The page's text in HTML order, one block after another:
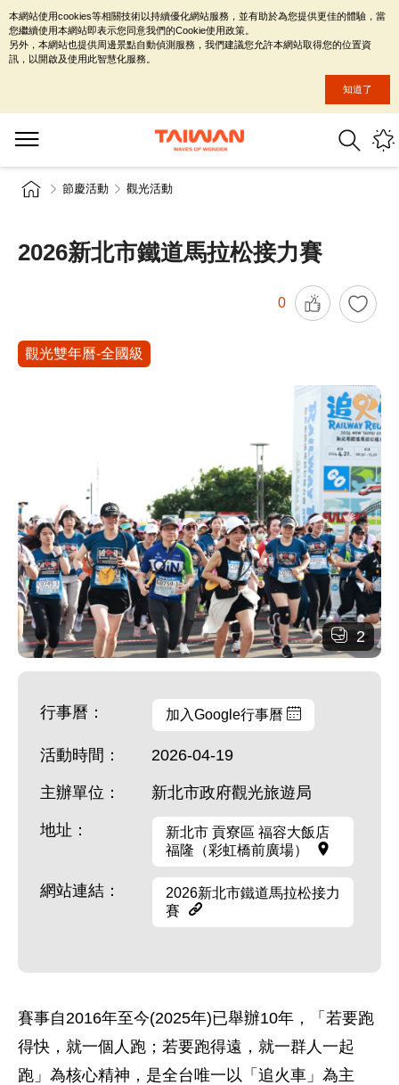
節慶活動 觀光活動
2026新北市鐵道馬拉松接力賽
0
觀光雙年曆-全國級
2
行事曆： 加入Google行事曆
活動時間： 2026-04-19
主辦單位： 新北市政府觀光旅遊局
地址：
新北市 貢寮區 福容大飯店
福隆（彩虹橋前廣場）
網站連結：
2026新北市鐵道馬拉松接力
賽
賽事自2016年至今(2025年)已舉辦10年，「若要跑
得快，就一個人跑；若要跑得遠，就一群人一起
跑」為核心精神，是全台唯一以「追火車」為主
本網站使用cookies等相關技術以持續優化網站服務，並有助於為您提供更佳的體驗，當
您繼續使用本網站即表示您同意我們的Cookie使用政策。
另外，本網站也提供周邊景點自動偵測服務，我們建議您允許本網站取得您的位置資
訊，以開啟及使用此智慧化服務。
知道了